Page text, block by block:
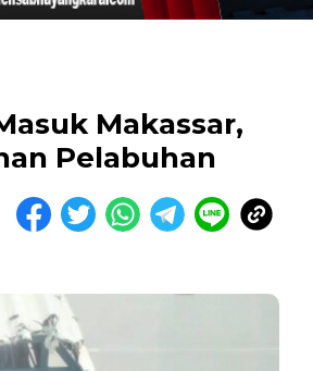
Makassar,
Pelabuhan